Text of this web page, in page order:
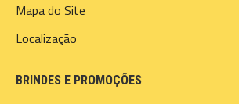
Mapa do Site
Localização
BRINDES E PROMOÇÕES